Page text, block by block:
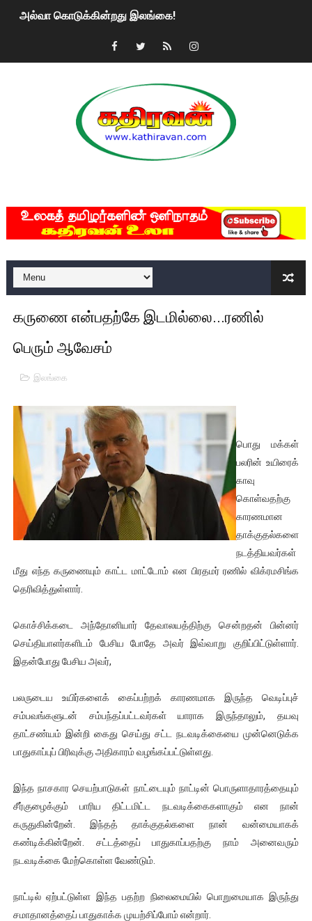
அல்வா கொடுக்கின்றது இலங்கை!
2ஆம் நாள் உக்ரைன் யுத்தம்!! எங்களைத் தனிமையில்
மகிந்த ராஜபக்சே பதவி விலக திட்டம்?
ரவுடி பேபிக்கு நடந்த தரமான சம்பவம்.. ஆபாச வீடியோக்களால்
குண்டை தூக்கிப்போட்ட ஆய்வு…. இந்தியாவின் “கோவிஷீல்டு”
யாழில் தமிழின தலைவர் பிரபாகரனின் பிறந்தநாளை
ஏர்போர்ட்டில் உதைத்த நபர் யார், என்ன நடந்தது?: உண்மையை
சீனா இலங்கையிடம் 8 மில்லியன் அமெரிக்க டொலர் நட்டஈடு
01/11/2021 Scotland ல் நடைபெறும் கண்டனப்
பாலச்சந்திரன் மற்றும் தன்னிடம் படித்த மாணவர்கள் தொடர்பில்
வர்ராரு...வர்ராரு... அண்ணாத்த : ரஜினிக்காக இலங்கை
கைது செய்யப்பட்ட இளைஞன் உயிரிழப்பு - கொதித்தெழுந்த
தடுப்பூசியை பெற்றுக் கொள்ளக் கூடிய இடங்கள்...
சிறுமியை பாலியல் வன்கொடுமை செய்த முதியவருக்கு
வடிவேலுவுக்கு நீதிமன்றம் விதித்துள்ள அதிரடி உத்தரவு!
ஐ.நா முன்றலில் சீரற்ற காலநிலையிலும் தமிழின அழிப்பிற்கு
ஜனாதிபதி ஐக்கிய நாடுகளின் பொதுச் சபை கூட்டத்தில் இன்று
32 CM விநோத கன்றுக்குட்டி! (வீடியோ)
கருணை என்பதற்கே இடமில்லை...ரணில்
பெரும் ஆவேசம்
இலங்கை
பொது மக்கள்
பலரின் உயிரைக்
காவு
கொள்வதற்கு
காரணமான
தாக்குதல்களை
நடத்தியவர்கள்
மீது எந்த கருணையும் காட்ட மாட்டோம் என பிரதமர் ரணில் விக்ரமசிங்க
தெரிவித்துள்ளார்.
கொச்சிக்கடை அந்தோனியார் தேவாலயத்திற்கு சென்றதன் பின்னர்
செய்தியாளர்களிடம் பேசிய போதே அவர் இவ்வாறு குறிப்பிட்டுள்ளார்.
இதன்போது பேசிய அவர்,
பலருடைய உயிர்களைக் கைப்பற்றக் காரணமாக இருந்த வெடிப்புச்
சம்பவங்களுடன் சம்பந்தப்பட்டவர்கள் யாராக இருந்தாலும், தயவு
தாட்சண்யம் இன்றி கைது செய்து சட்ட நடவடிக்கையை முன்னெடுக்க
பாதுகாப்புப் பிரிவுக்கு அதிகாரம் வழங்கப்பட்டுள்ளது.
இந்த நாசகார செயற்பாடுகள் நாட்டையும் நாட்டின் பொருளாதாரத்தையும்
சீர்குழைக்கும் பாரிய திட்டமிட்ட நடவடிக்கைகளாகும் என நான்
கருதுகின்றேன். இந்தத் தாக்குதல்களை நான் வன்மையாகக்
கண்டிக்கின்றேன். சட்டத்தைப் பாதுகாப்பதற்கு நாம் அனைவரும்
நடவடிக்கை மேற்கொள்ள வேண்டும்.
நாட்டில் ஏற்பட்டுள்ள இந்த பதற்ற நிலைமையில் பொறுமையாக இருந்து
சமாதானத்தைப் பாதுகாக்க முயற்சிப்போம் என்றார்.